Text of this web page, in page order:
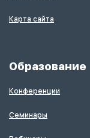
Карта сайта
Образование
Конференции
Семинары